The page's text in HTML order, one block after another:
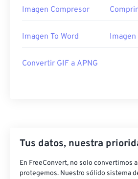
Imagen Compresor
Imagen To Word Imagen
Convertir GIF a APNG
Tus datos, nuestra
En FreeConvert, no solo convertimos
protegemos. Nuestro sólido sistema